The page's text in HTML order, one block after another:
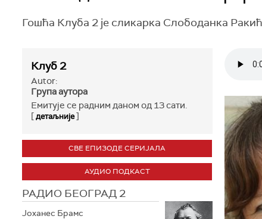
Гошћа Клуба 2 је сликарка Слободанка
Клуб 2
Autor:
Група аутора
Емитује се радним даном од 13 сати.
[детаљније]
СВЕ ЕПИЗОДЕ СЕРИЈАЛА
АУДИО ПОДКАСТ
РАДИО БЕОГРАД 2
Јоханес Брамс